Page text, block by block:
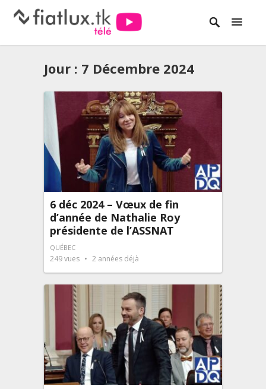
Jour : 7 Décembre 2024
6 déc 2024 – Vœux de fin
d’année de Nathalie Roy
présidente de l’ASSNAT
QUÉBEC
249vues 2 années déjà